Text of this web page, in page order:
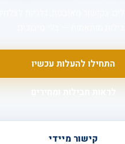
התחילו להעלות עכשיו
לראות חבילות ומחירים
קישור מיידי